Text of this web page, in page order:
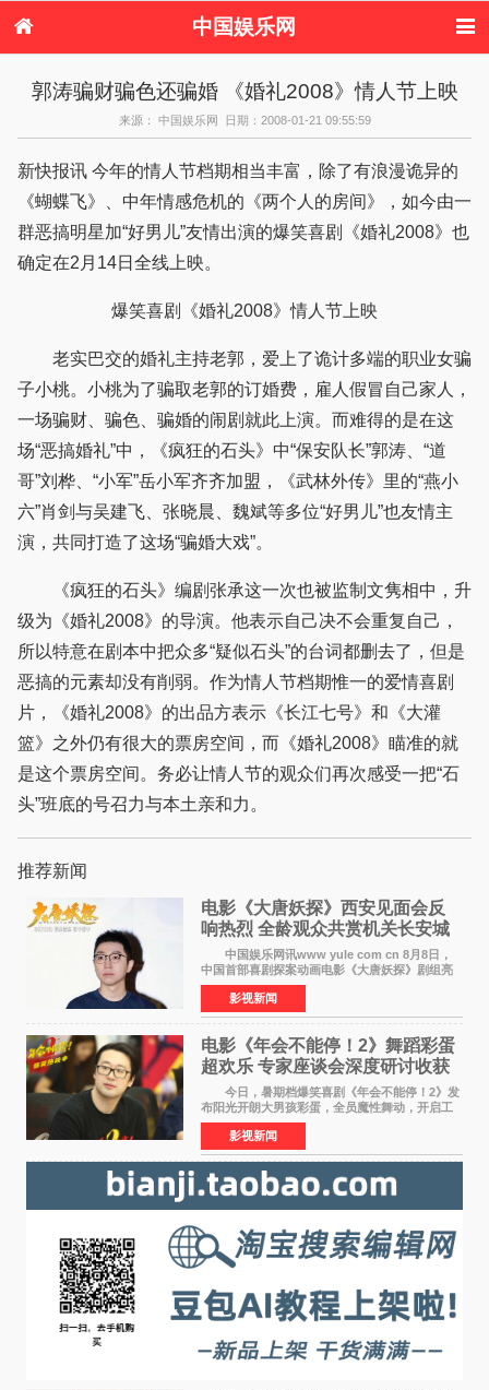
中国娱乐网
港台娱乐
日本娱乐 韩国娱乐
欧美娱乐
音乐新闻 影视新闻
内地明星八卦
港台明星八卦
日本韩国明星
八卦
欧美明星八卦
郭涛骗财骗色还骗婚 《婚礼2008》情人节上映
来源： 中国娱乐网 日期：2008-01-21 09:55:59
新快报讯 今年的情人节档期相当丰富，除了有浪漫诡异的
《蝴蝶飞》、中年情感危机的《两个人的房间》，如今由一
群恶搞明星加“好男儿”友情出演的爆笑喜剧《婚礼2008》也
确定在2月14日全线上映。
爆笑喜剧《婚礼2008》情人节上映
老实巴交的婚礼主持老郭，爱上了诡计多端的职业女骗
子小桃。小桃为了骗取老郭的订婚费，雇人假冒自己家人，
一场骗财、骗色、骗婚的闹剧就此上演。而难得的是在这
场“恶搞婚礼”中，《疯狂的石头》中“保安队长”郭涛、“道
哥”刘桦、“小军”岳小军齐齐加盟，《武林外传》里的“燕小
六”肖剑与吴建飞、张晓晨、魏斌等多位“好男儿”也友情主
演，共同打造了这场“骗婚大戏”。
《疯狂的石头》编剧张承这一次也被监制文隽相中，升
级为《婚礼2008》的导演。他表示自己决不会重复自己，
所以特意在剧本中把众多“疑似石头”的台词都删去了，但是
恶搞的元素却没有削弱。作为情人节档期惟一的爱情喜剧
片，《婚礼2008》的出品方表示《长江七号》和《大灌
篮》之外仍有很大的票房空间，而《婚礼2008》瞄准的就
是这个票房空间。务必让情人节的观众们再次感受一把“石
头”班底的号召力与本土亲和力。
推荐新闻
电影《大唐妖探》西安见面会反
响热烈 全龄观众共赏机关长安城
中国娱乐网讯www yule com cn 8月8日，
中国首部喜剧探案动画电影《大唐妖探》剧组亮
相西安，举办线下见面会活动。导演程腾、联合
导演黄珉、总制片人曹紫建、制片人李莹莹、领
衔声音出演雷淞然
影视新闻
电影《年会不能停！2》舞蹈彩蛋
超欢乐 专家座谈会深度研讨收获
满满
今日，暑期档爆笑喜剧《年会不能停！2》发
布阳光开朗大男孩彩蛋，全员魔性舞动，开启工
位狂欢模式。影片于昨日同步举办专家座谈会，
导演董润年、总制片人应萝佳出席现场，与一众
业内、学界专家
影视新闻